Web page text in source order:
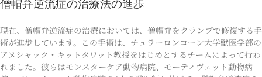
僧帽弁逆流症の治療法の進歩
現在、僧帽弁逆流症の治療においては、僧帽弁をクランプで修復する手
術が進歩しています。この手術は、チュラーロンコーン大学獣医学部の
アヌシャック・キットタワット教授をはじめとするチームによって行わ
れました。彼らはモンスターケア動物病院、モーティヴェット動物病